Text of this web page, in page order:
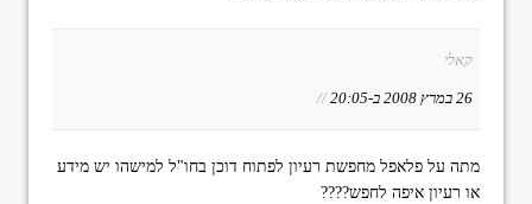
קאלי
26 במרץ 2008 ב-20:05 //
מתה על פלאפל מחפשת רעיון לפתוח דוכן בחו"ל למישהו יש מידע
או רעיון איפה לחפש????